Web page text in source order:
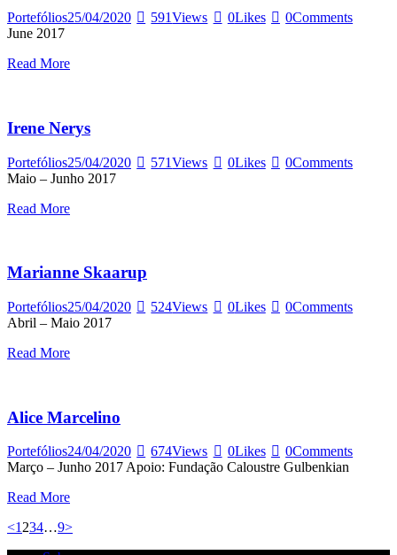
Portefólios25/04/2020 591Views 0Likes 0Comments
June 2017
Read More
Irene Nerys
Portefólios25/04/2020 571Views 0Likes 0Comments
Maio – Junho 2017
Read More
Marianne Skaarup
Portefólios25/04/2020 524Views 0Likes 0Comments
Abril – Maio 2017
Read More
Alice Marcelino
Portefólios24/04/2020 674Views 0Likes 0Comments
Março – Junho 2017 Apoio: Fundação Caloustre Gulbenkian
Read More
Paginação
<Page
1 Page
2Page
3Page
4…Page
9>